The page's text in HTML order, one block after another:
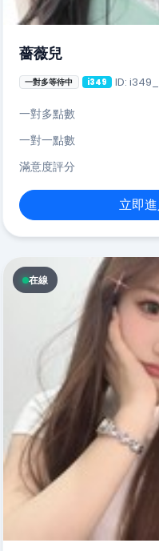
薔薇兒
一對多等待中 i349 ID:
一對多點數
一對一點數
滿意度評分
立即
在線